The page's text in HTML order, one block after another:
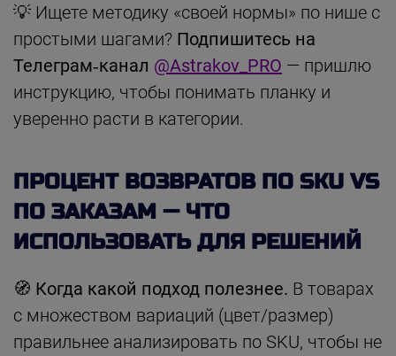
💡 Ищете методику «своей нормы» по нише с
простыми шагами? Подпишитесь на
Телеграм‑канал @Astrakov_PRO — пришлю
инструкцию, чтобы понимать планку и
уверенно расти в категории.
ПРОЦЕНТ ВОЗВРАТОВ ПО SKU VS
ПО ЗАКАЗАМ — ЧТО
ИСПОЛЬЗОВАТЬ ДЛЯ РЕШЕНИЙ
🧭 Когда какой подход полезнее. В товарах
с множеством вариаций (цвет/размер)
правильнее анализировать по SKU, чтобы не